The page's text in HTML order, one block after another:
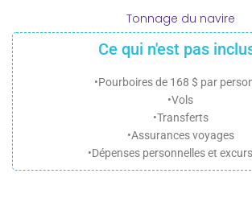
Tonnage du navire
Ce qui n'est pas
•Pourboires de 168 $ par
•Vols
•Transferts
•Assurances voyages
•Dépenses personnelles et